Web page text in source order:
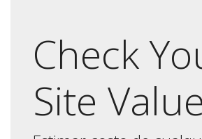
Check
Site Value